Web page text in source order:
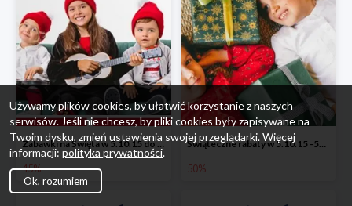
Zabawki na Święta w 5.10.15 do -45%
45%
Świąteczne rabaty w 5.10.15 -50%
50%
Używamy plików cookies, by ułatwić korzystanie z naszych
serwisów. Jeśli nie chcesz, by pliki cookies były zapisywane na
Twoim dysku, zmień ustawienia swojej przeglądarki. Więcej
informacji: polityka prywatności.
Ok, rozumiem